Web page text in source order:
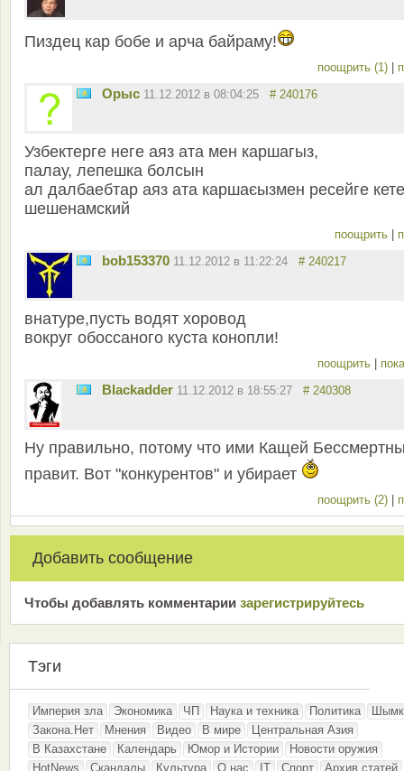
Пиздец кар бобе и арча байраму!
поощрить (1)
Орыс 11.12.2012 в 08:04:25 # 240176
Узбектерге неге аяз ата мен каршагыз,
палау, лепешка болсын
ал далбаебтар аяз ата каршаєызмен ресейге
шешенамский
поощрить
bob153370 11.12.2012 в 11:22:24 # 240217
внатуре,пусть водят хоровод
вокруг обоссаного куста конопли!
поощрить
Blackadder 11.12.2012 в 18:55:27 # 240308
Ну правильно, потому что ими Кащей
правит. Вот "конкурентов" и убирает
поощрить (2)
Добавить сообщение
Чтобы добавлять комментарии зарeгиcтрирyйтeсь
Тэги
Империя зла Экономика ЧП Наука и техника Политика
Закона.Нет
Мнения Видео В мире
Центральная Азия
В Казахстане
Календарь Юмор и Истории
Новости оружия
HotNews
Скандалы Культура О нас IT Спорт
Архив статей